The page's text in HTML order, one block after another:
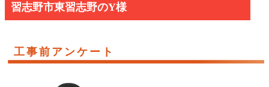
習志野市東習志野のY様
工事前アンケート